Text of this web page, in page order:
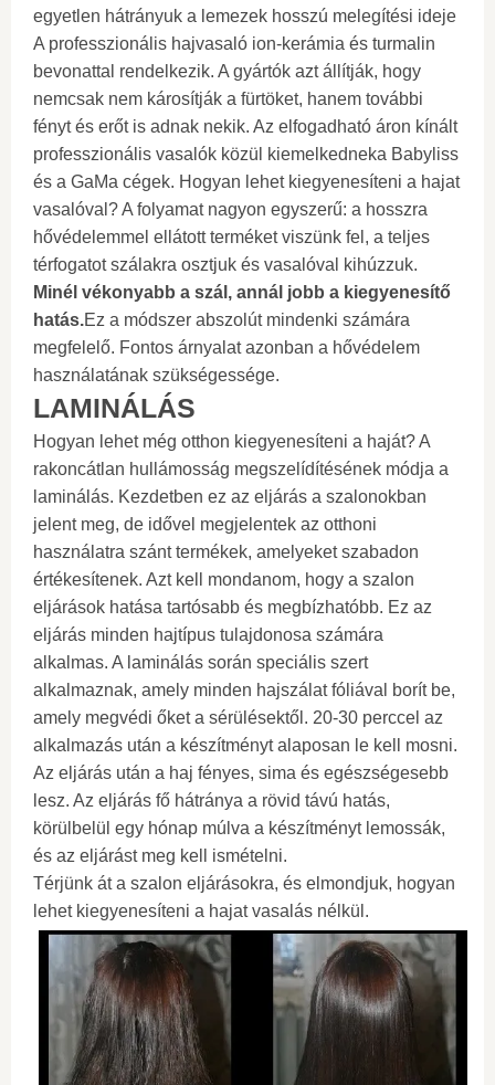
egyetlen hátrányuk a lemezek hosszú melegítési ideje
A professzionális hajvasaló ion-kerámia és turmalin
bevonattal rendelkezik. A gyártók azt állítják, hogy
nemcsak nem károsítják a fürtöket, hanem további
fényt és erőt is adnak nekik. Az elfogadható áron kínált
professzionális vasalók közül kiemelkedneka Babyliss
és a GaMa cégek. Hogyan lehet kiegyenesíteni a hajat
vasalóval? A folyamat nagyon egyszerű: a hosszra
hővédelemmel ellátott terméket viszünk fel, a teljes
térfogatot szálakra osztjuk és vasalóval kihúzzuk.
Minél vékonyabb a szál, annál jobb a kiegyenesítő
hatás.Ez a módszer abszolút mindenki számára
megfelelő. Fontos árnyalat azonban a hővédelem
használatának szükségessége.
LAMINÁLÁS
Hogyan lehet még otthon kiegyenesíteni a haját? A
rakoncátlan hullámosság megszelídítésének módja a
laminálás. Kezdetben ez az eljárás a szalonokban
jelent meg, de idővel megjelentek az otthoni
használatra szánt termékek, amelyeket szabadon
értékesítenek. Azt kell mondanom, hogy a szalon
eljárások hatása tartósabb és megbízhatóbb. Ez az
eljárás minden hajtípus tulajdonosa számára
alkalmas. A laminálás során speciális szert
alkalmaznak, amely minden hajszálat fóliával borít be,
amely megvédi őket a sérülésektől. 20-30 perccel az
alkalmazás után a készítményt alaposan le kell mosni.
Az eljárás után a haj fényes, sima és egészségesebb
lesz. Az eljárás fő hátránya a rövid távú hatás,
körülbelül egy hónap múlva a készítményt lemossák,
és az eljárást meg kell ismételni.
Térjünk át a szalon eljárásokra, és elmondjuk, hogyan
lehet kiegyenesíteni a hajat vasalás nélkül.